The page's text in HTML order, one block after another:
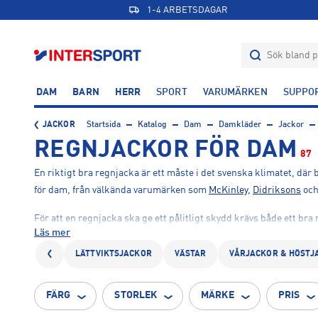
1-4 ARBETSDAGAR
DAM BARN HERR SPORT VARUMÄRKEN
JACKOR Startsida Katalog Dam Damkläder Jackor
REGNJACKOR FÖR DAM 87
En riktigt bra regnjacka är ett måste i det svenska klimatet, där
för dam, från välkända varumärken som McKinley, Didriksons och
För att en regnjacka ska ge ett pålitligt skydd krävs både ett
materialet är. Ju högre vattenpelare, desto bättre skydd –
Många av våra jackor har även tejpade sömmar, vilket hindrar
efter ett mer tekniskt alternativ rekommenderar vi en skaljacka
Söker du ett enklare, men helt vattentätt alternativ? Då kan
Läs mer
LÄTTVIKTSJACKOR VÄSTAR VÅRJACKOR &
FÄRG STORLEK MÄRKE PRIS